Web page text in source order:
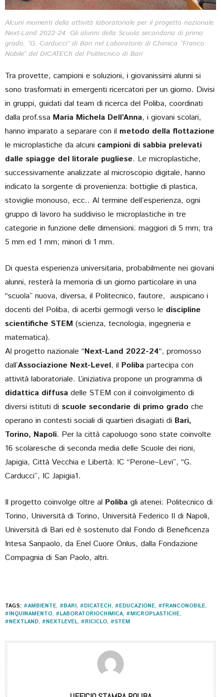
Alcuni momenti della attività laboratoriale per il progetto nazionale
Next-Land 2022-24. Gli alunni della Scuola secondaria di primo
grado, “G. Carducci” di Bari nel Laboratorio di Chimica “Franco
Nobile”del DICATECh del Politecnico di Bari
Tra provette, campioni e soluzioni, i giovanissimi alunni si
sono trasformati in emergenti ricercatori per un giorno. Divisi
in gruppi, guidati dal team di ricerca del Poliba, coordinati
dalla prof.ssa Maria Michela Dell’Anna, i giovani scolari,
hanno imparato a separare con il metodo della flottazione
le microplastiche da alcuni campioni di sabbia prelevati
dalle spiagge del litorale pugliese. Le microplastiche,
successivamente analizzate al microscopio digitale, hanno
indicato la sorgente di provenienza: bottiglie di plastica,
stoviglie monouso, ecc.. Al termine dell’esperienza, ogni
gruppo di lavoro ha suddiviso le microplastiche in tre
categorie in funzione delle dimensioni: maggiori di 5 mm; tra
5 mm ed 1 mm; minori di 1 mm.
Di questa esperienza universitaria, probabilmente nei giovani
alunni, resterà la memoria di un giorno particolare in una
“scuola” nuova, diversa, il Politecnico, fautore, auspicano i
docenti del Poliba, di acerbi germogli verso le discipline
scientifiche STEM (scienza, tecnologia, ingegneria e
matematica).
Al progetto nazionale “Next-Land 2022-24“, promosso
dall’Associazione Next-Level, il Poliba partecipa con
attività laboratoriale. L’iniziativa propone un programma di
didattica diffusa delle STEM con il coinvolgimento di
diversi istituti di scuole secondarie di primo grado che
operano in contesti sociali di quartieri disagiati di Bari,
Torino, Napoli. Per la città capoluogo sono state coinvolte
16 scolaresche di seconda media delle Scuole dei rioni,
Japigia, Città Vecchia e Libertà: IC “Perone–Levi”, “G.
Carducci”, IC Japigia1.
Il progetto coinvolge oltre al Poliba gli atenei: Politecnico di
Torino, Università di Torino, Università Federico II di Napoli,
Università di Bari ed è sostenuto dal Fondo di Beneficenza
Intesa Sanpaolo, da Enel Cuore Onlus, dalla Fondazione
Compagnia di San Paolo, altri.
TAGS: #AMBIENTE, #BARI, #DICATECH, #EDUCAZIONE, #FRANCONOBILE,
#INQUINAMENTO, #LABORATORIOCHIMICA, #MICROPLASTICHE,
#NEXTLAND, #NEXTLEVEL, #RICICLO, #STEM